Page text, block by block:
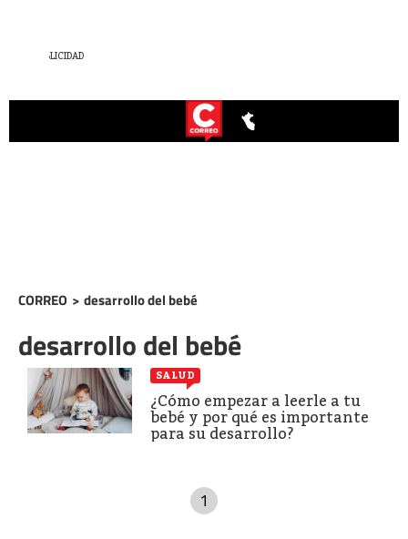
CORREO > desarrollo del bebé
desarrollo del bebé
SALUD
¿Cómo empezar a leerle a tu
bebé y por qué es importante
para su desarrollo?
1